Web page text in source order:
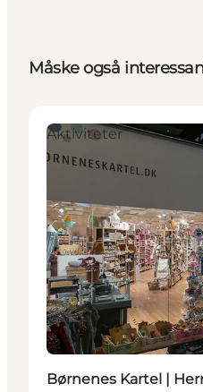
Måske også
Aktiviteter
Børnenes Kartel |